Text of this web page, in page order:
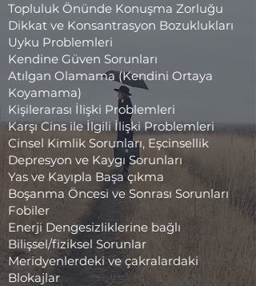
Topluluk Önünde Konuşma Zorluğu
Dikkat ve Konsantrasyon Bozuklukları
Uyku Problemleri
Kendine Güven Sorunları
Atılgan Olamama (Kendini Ortaya
Koyamama)
Kişilerarası İlişki Problemleri
Karşı Cins ile İlgili İlişki Problemleri
Cinsel Kimlik Sorunları, Eşcinsellik
Depresyon ve Kaygı Sorunları
Yas ve Kayıpla Başa çıkma
Boşanma Öncesi ve Sonrası Sorunları
Fobiler
Enerji Dengesizliklerine bağlı
Bilişsel/fiziksel Sorunlar
Meridyenlerdeki ve çakralardaki
Blokajlar